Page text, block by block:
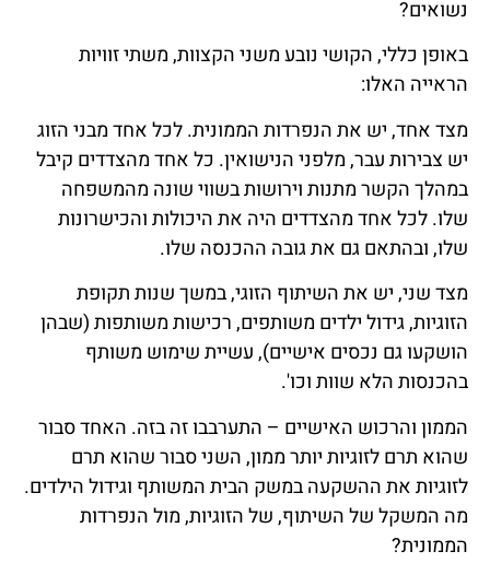
נשואים?
באופן כללי, הקושי נובע משני הקצוות, משתי זוויות
הראייה האלו:
מצד אחד, יש את הנפרדות הממונית. לכל אחד מבני הזוג
יש צבירות עבר, מלפני הנישואין. כל אחד מהצדדים קיבל
במהלך הקשר מתנות וירושות בשווי שונה מהמשפחה
שלו. לכל אחד מהצדדים היה את היכולות והכישרונות
שלו, ובהתאם גם את גובה ההכנסה שלו.
מצד שני, יש את השיתוף הזוגי, במשך שנות תקופת
הזוגיות, גידול ילדים משותפים, רכישות משותפות (שבהן
הושקעו גם נכסים אישיים), עשיית שימוש משותף
בהכנסות הלא שוות וכו'.
הממון והרכוש האישיים – התערבבו זה בזה. האחד סבור
שהוא תרם לזוגיות יותר ממון, השני סבור שהוא תרם
לזוגיות את ההשקעה במשק הבית המשותף וגידול הילדים.
מה המשקל של השיתוף, של הזוגיות, מול הנפרדות
הממונית?